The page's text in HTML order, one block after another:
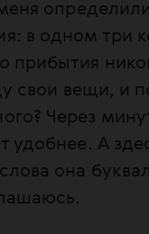
в одном три
прибытия
свои вещи, и
Через
удобнее. А
она